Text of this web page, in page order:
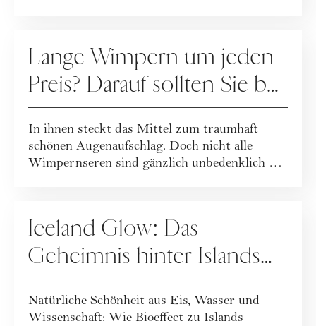
Lange Wimpern um jeden
Preis? Darauf sollten Sie bei
Wimpernseren achten
In ihnen steckt das Mittel zum traumhaft
schönen Augenaufschlag. Doch nicht alle
Wimpernseren sind gänzlich unbedenklich …
Iceland Glow: Das
Geheimnis hinter Islands
spannendster Beautymarke
Natürliche Schönheit aus Eis, Wasser und
Wissenschaft: Wie Bioeffect zu Islands